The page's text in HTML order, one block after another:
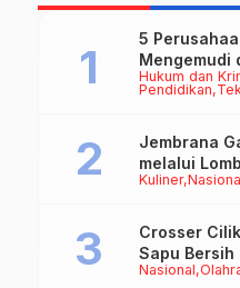
Hukum dan
Pendidikan
5
Mengemudi
Peluang
Kuliner
Jembrana
melalui
Rasa
Nasional
Crosser
Sapu Bersih
50cc